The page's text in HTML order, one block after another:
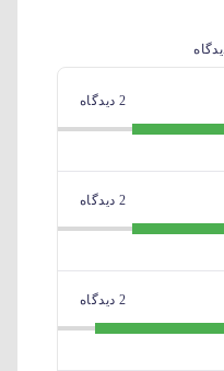
2 دیدگاه
2 دیدگاه
2 دیدگاه